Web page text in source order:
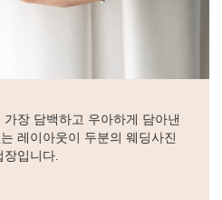
장 담백하고 우아하게 담아낸
레이아웃이 두분의 웨딩사진
입니다.